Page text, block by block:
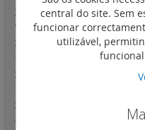
XL3 4000 - acessórios de
e 630 e 1600 em platinas(11)
XL3 4000 - acessórios de
250 em platinas
XL3 4000 - acessórios de
XL3 4000 - acessórios de
250 versão fixa em platinas
central do site. Sem
funcionar
utilizável,